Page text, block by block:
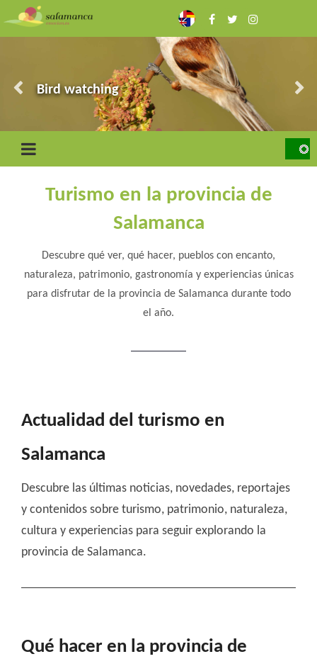
to
The Arribes
Ciudad Rodrigo and the Border
Bird watching
Sierra de Francia
The fighting bull and the dehesas
Turismo en la provincia de
Salamanca
Descubre qué ver, qué hacer, pueblos con encanto,
naturaleza, patrimonio, gastronomía y experiencias únicas
para disfrutar de la provincia de Salamanca durante todo
el año.
Actualidad del turismo en
Salamanca
Descubre las últimas noticias, novedades, reportajes
y contenidos sobre turismo, patrimonio, naturaleza,
cultura y experiencias para seguir explorando la
provincia de Salamanca.
Qué hacer en la provincia de